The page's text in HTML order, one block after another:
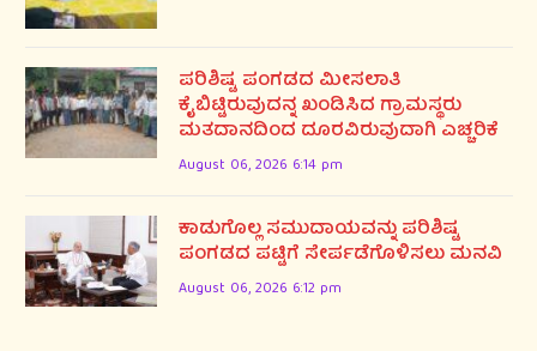
ಪರಿಶಿಷ್ಟ ಪಂಗಡದ ಮೀಸಲಾತಿ
ಕೈಬಿಟ್ಟಿರುವುದನ್ನ ಖಂಡಿಸಿದ ಗ್ರಾಮಸ್ಥರು
ಮತದಾನದಿಂದ ದೂರವಿರುವುದಾಗಿ ಎಚ್ಚರಿಕೆ
August 06, 2026 6:14 pm
ಕಾಡುಗೊಲ್ಲ ಸಮುದಾಯವನ್ನು ಪರಿಶಿಷ್ಟ
ಪಂಗಡದ ಪಟ್ಟಿಗೆ ಸೇರ್ಪಡೆಗೊಳಿಸಲು ಮನವಿ
August 06, 2026 6:12 pm